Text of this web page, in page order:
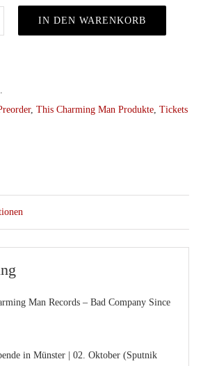
IN DEN WARENKORB
, This Charming Man Produkte Tickets
Man Records – Bad Company Since
in Münster | 02. Oktober (Sputnik